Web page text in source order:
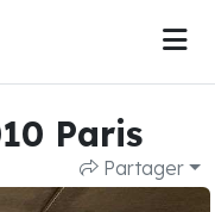
Paris
Partager